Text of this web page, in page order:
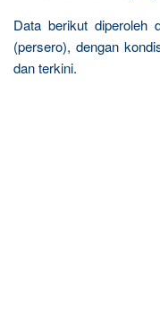
Data berikut diperoleh
(persero), dengan
dan terkini.